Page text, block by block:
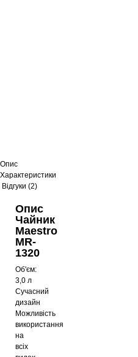
Опис
Характеристики
Відгуки (2)
Опис
Чайник
Maestro
MR-
1320
Об'єм:
3,0 л
Сучасний
дизайн
Можливість
використання
на
всіх